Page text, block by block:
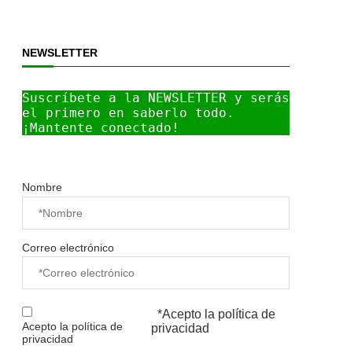
NEWSLETTER
Suscríbete a la NEWSLETTER y serás
el primero en saberlo todo.
¡Mantente conectado!
Nombre
Correo electrónico
Acepto la política de
privacidad
*Acepto la política de
privacidad